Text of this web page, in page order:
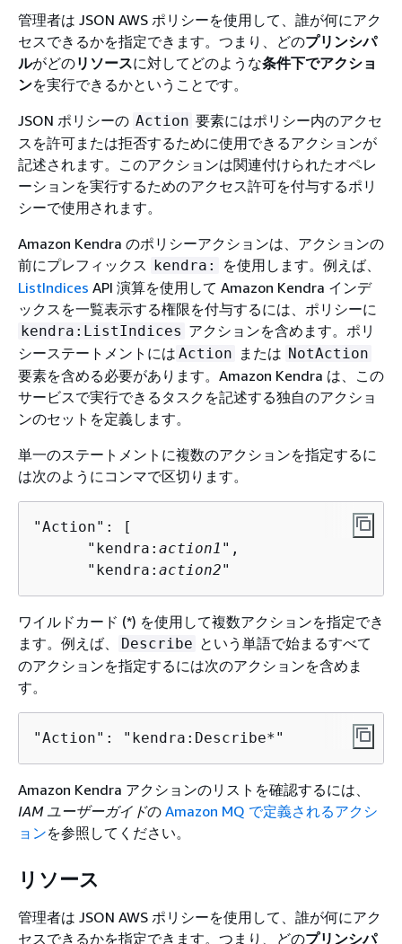
管理者は JSON AWS ポリシーを使用して、誰が何にアク
セスできるかを指定できます。つまり、どのプリンシパ
ルがどのリソースに対してどのような条件下でアクショ
ンを実行できるかということです。
JSON ポリシーの Action 要素にはポリシー内のアクセ
スを許可または拒否するために使用できるアクションが
記述されます。このアクションは関連付けられたオペレ
ーションを実行するためのアクセス許可を付与するポリ
シーで使用されます。
Amazon Kendra のポリシーアクションは、アクションの
前にプレフィックス kendra:
を使用します。例えば、
ListIndices API 演算を使用して Amazon Kendra インデ
ックスを一覧表示する権限を付与するには、ポリシーに
kendra:ListIndices アクションを含めます。ポリ
シーステートメントには Action または NotAction
要素を含める必要があります。Amazon Kendra は、この
サービスで実行できるタスクを記述する独自のアクショ
ンのセットを定義します。
単一のステートメントに複数のアクションを指定するに
は次のようにコンマで区切ります。
"Action": [
      "kendra:
action1 ",
      "kendra:
action2"
ワイルドカード (*) を使用して複数アクションを指定でき
ます。例えば、
Describe という単語で始まるすべて
のアクションを指定するには次のアクションを含めま
す。
"Action": "kendra:Describe*"
Amazon Kendra アクションのリストを確認するには、
IAM ユーザーガイドの Amazon MQ で定義されるアクシ
ョンを参照してください。
リソース
管理者は JSON AWS ポリシーを使用して、誰が何にアク
セスできるかを指定できます。つまり、どのプリンシパ